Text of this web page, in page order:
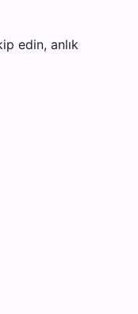
edin, anlık